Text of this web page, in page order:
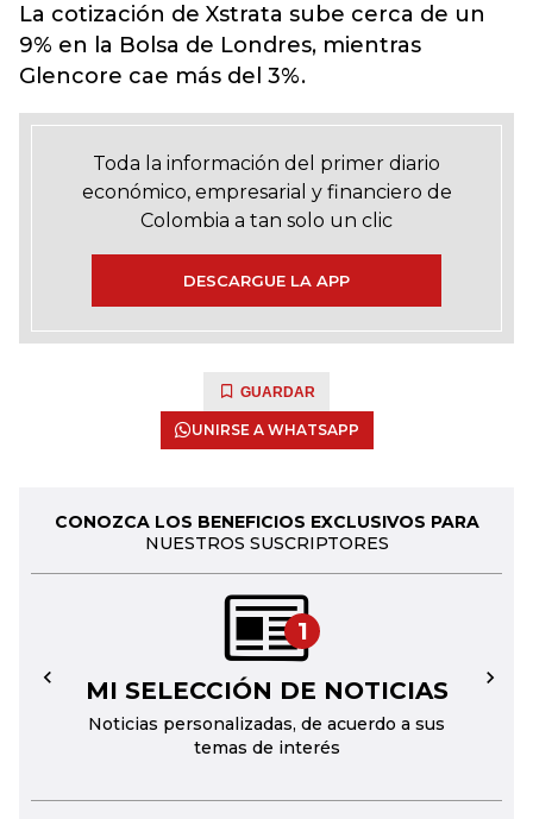
La cotización de Xstrata sube cerca de un
9% en la Bolsa de Londres, mientras
Glencore cae más del 3%.
Toda la información del primer diario
económico, empresarial y financiero de
Colombia a tan solo un clic
DESCARGUE LA APP
GUARDAR
UNIRSE A WHATSAPP
CONOZCA LOS BENEFICIOS EXCLUSIVOS PARA
NUESTROS SUSCRIPTORES
1
MI SELECCIÓN DE NOTICIAS
Noticias personalizadas, de acuerdo a sus
temas de interés
← →